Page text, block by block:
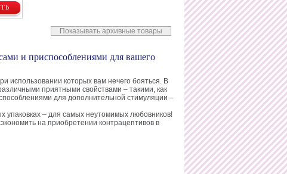
Показывать архивные товары
и приспособлениями для вашего
использовании которых вам нечего бояться. В
приятными свойствами – такими, как
для дополнительной стимуляции –
упаковках – для самых неутомимых любовников!
на приобретении контрацептивов в